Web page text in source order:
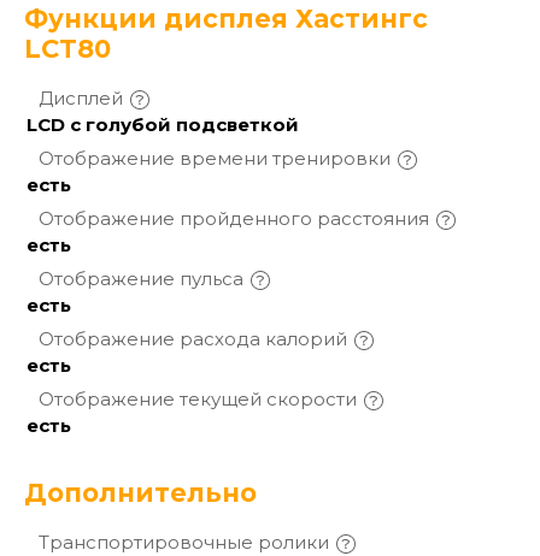
Функции дисплея Хастингс
LCT80
Дисплей
LCD с голубой подсветкой
Отображение времени тренировки
есть
Отображение пройденного расстояния
есть
Отображение пульса
есть
Отображение расхода калорий
есть
Отображение текущей скорости
есть
Дополнительно
Транспортировочные ролики